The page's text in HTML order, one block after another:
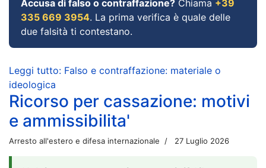
Accusa di falso o contraffazione? Chiama +39
335 669 3954. La prima verifica è quale delle
due falsità ti contestano.
Leggi tutto: Falso e contraffazione: materiale o
ideologica
Ricorso per cassazione: motivi
e ammissibilita'
Arresto all'estero e difesa internazionale 27 Luglio 2026